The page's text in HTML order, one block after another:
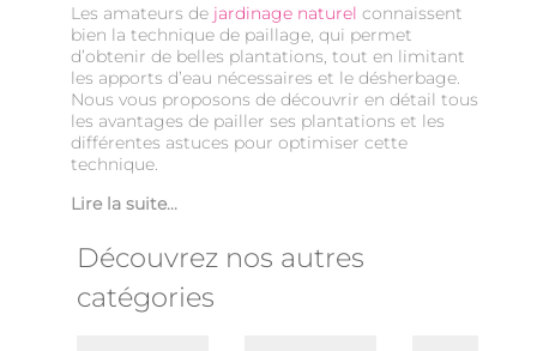
Les amateurs de jardinage naturel connaissent
bien la technique de paillage, qui permet
d’obtenir de belles plantations, tout en limitant
les apports d’eau nécessaires et le désherbage.
Nous vous proposons de découvrir en détail tous
les avantages de pailler ses plantations et les
différentes astuces pour optimiser cette
technique.
Lire la suite...
Découvrez nos autres
catégories